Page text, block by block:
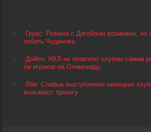
Грувс: Реванш с Дигейлом возможен, но
побить Чудинова
Дэйли: НХЛ не позволит клубам самим
ли игроков на Олимпиаду
Лёв: Слабые выступления немецких
вызывают тревогу